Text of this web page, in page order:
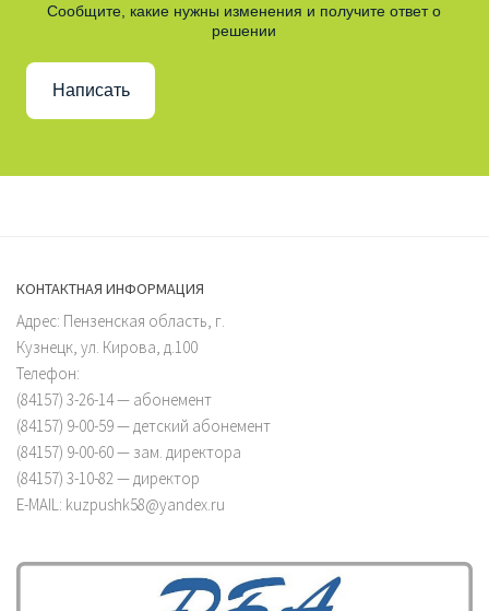
Сообщите, какие нужны изменения и получите ответ о
решении
Написать
КОНТАКТНАЯ ИНФОРМАЦИЯ
Адрес: Пензенская область, г.
Кузнецк, ул. Кирова, д.100
Телефон:
(84157) 3-26-14 — абонемент
(84157) 9-00-59 — детский абонемент
(84157) 9-00-60 — зам. директора
(84157) 3-10-82 — директор
E-MAIL: kuzpushk58@yandex.ru